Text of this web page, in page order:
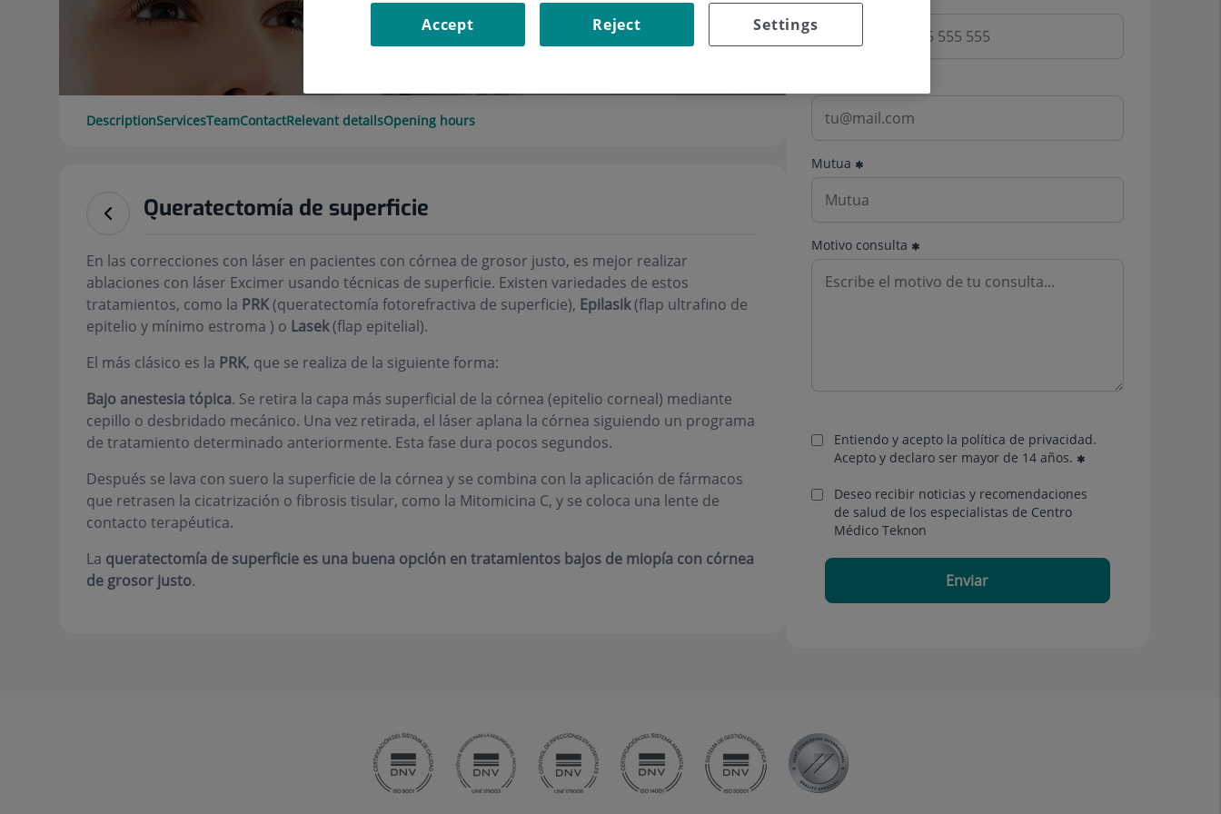
DescriptionServicesTeamContactRelevant detailsOpening hours
Queratectomía de superficie
En las correcciones con láser en pacientes con córnea de grosor justo, es mejor realizar
ablaciones con láser Excimer usando técnicas de superficie. Existen variedades de estos
tratamientos, como la PRK(queratectomía fotorefractiva de superficie), Epilasik(flap ultrafino de
epitelio y mínimo estroma ) o Lasek(flap epitelial).
El más clásico es la PRK, que se realiza de la siguiente forma:
Bajo anestesia tópica. Se retira la capa más superficial de la córnea (epitelio corneal) mediante
cepillo o desbridado mecánico. Una vez retirada, el láser aplana la córnea siguiendo un programa
de tratamiento determinado anteriormente. Esta fase dura pocos segundos.
Después se lava con suero la superficie de la córnea y se combina con la aplicación de fármacos
que retrasen la cicatrización o fibrosis tisular, como la Mitomicina C, y se coloca una lente de
contacto terapéutica.
La queratectomía de superficie es una buena opción en tratamientos bajos de miopía con córnea
de grosor justo.
Mutua
Motivo consulta
Entiendo y acepto la política de privacidad.
Acepto y declaro ser mayor de 14 años.
Deseo recibir noticias y recomendaciones
de salud de los especialistas de Centro
Médico Teknon
Enviar
Settings
Reject
Accept